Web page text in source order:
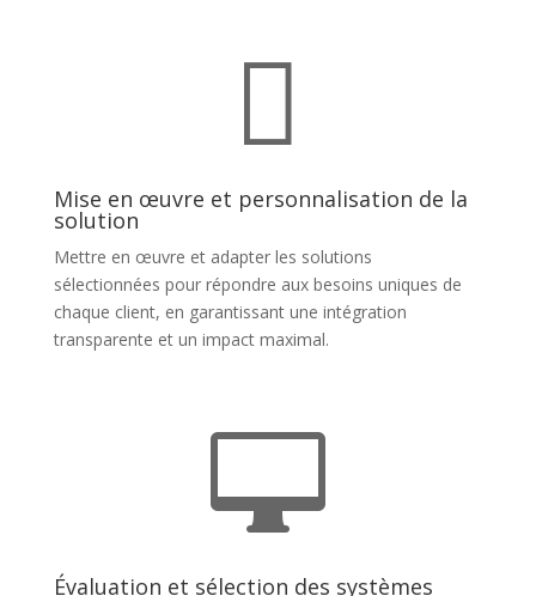

Mise en œuvre et personnalisation de la
solution
Mettre en œuvre et adapter les solutions
sélectionnées pour répondre aux besoins uniques de
chaque client, en garantissant une intégration
transparente et un impact maximal.

Évaluation et sélection des systèmes